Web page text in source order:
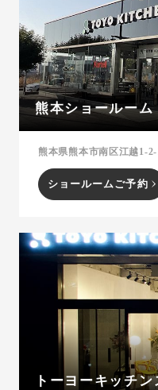
熊本ショールーム
熊本県熊本市南区江越1-2-
ショールームご予約
トーヨーキッチ